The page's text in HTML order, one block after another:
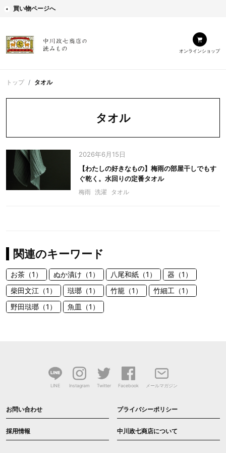
買い物ページへ
オンラインショップ
トップ タオル
タオル
2026年6月15日
【わたしの好きなもの】梅雨の部屋干しでもす
ぐ乾く。水回りの定番タオル
梅雨 洗濯 タオル
関連のキーワード
お茶（1） ぬか漬け（1） 八尾和紙（1）
器（1）
柴田文江（1）
琺瑯（1） 竹籠（1）
竹細工（1）
野田琺瑯（1）
魚皿（1）
LINE Instagram Twitter Facebook メールマガジン
お問い合わせ プライバシーポリシー
採用情報 中川政七商店について